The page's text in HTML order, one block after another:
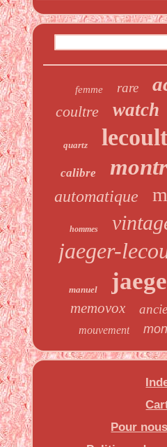
femme rare
coultre watch
quartz
calibre
automatique
hommes
jaeger-
manuel
memovox
mouvement
Pour